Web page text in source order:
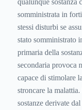
qualunque sostanza
somministrata in
stessi disturbi se
stato somministrato
primaria della
secondaria provoca
capace di stimolare
stroncare la
sostanze derivate